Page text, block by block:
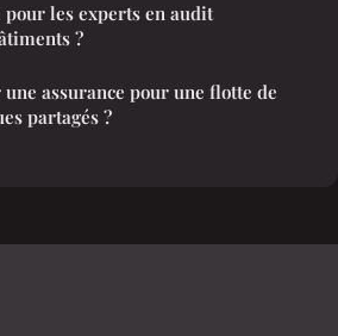
pour les experts en audit
?
assurance pour une flotte de
partagés ?